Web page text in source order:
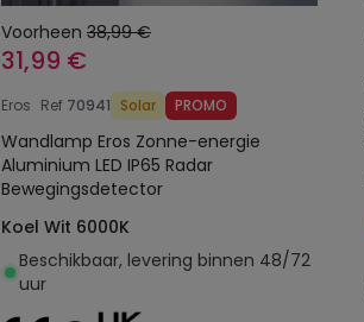
Voorheen 38,99 €
31,99 €
Eros Ref 70941 Solar PROMO
Wandlamp Eros Zonne-energie
Aluminium LED IP65 Radar
Bewegingsdetector
Koel Wit 6000K
Beschikbaar, levering binnen 48/72
uur